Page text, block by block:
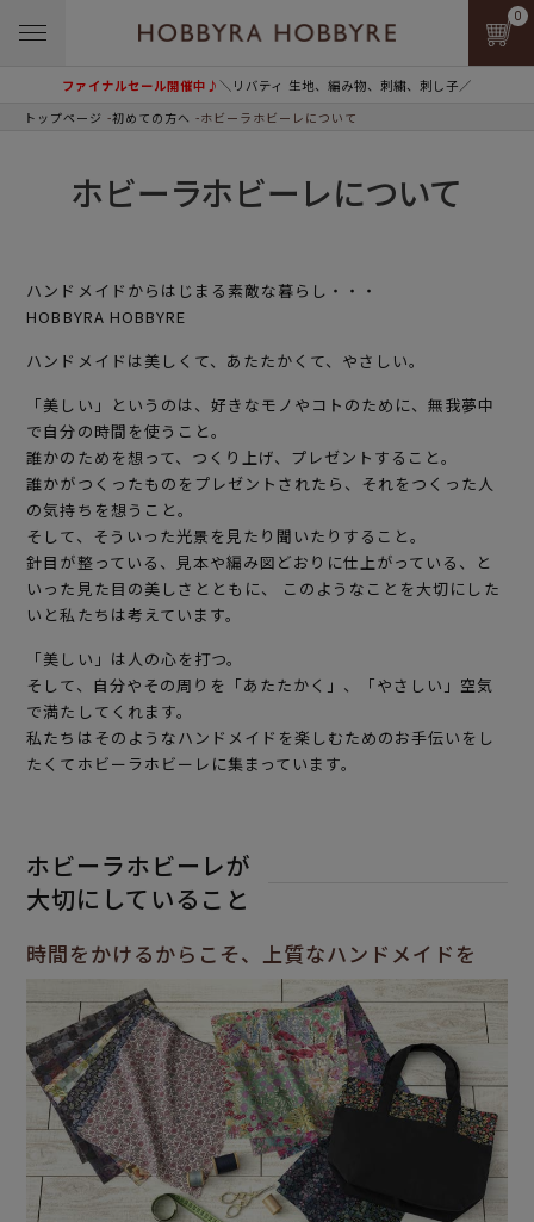
ファイナルセール開催中♪＼リバティ 生地、編み物、刺繍、刺し子／
0
トップページ 初めての方へ ホビーラホビーレについて
ホビーラホビーレについて
ハンドメイドからはじまる素敵な暮らし・・・
HOBBYRA HOBBYRE
ハンドメイドは美しくて、あたたかくて、やさしい。
「美しい」というのは、好きなモノやコトのために、無我夢中
で自分の時間を使うこと。
誰かのためを想って、つくり上げ、プレゼントすること。
誰かがつくったものをプレゼントされたら、それをつくった人
の気持ちを想うこと。
そして、そういった光景を見たり聞いたりすること。
針目が整っている、見本や編み図どおりに仕上がっている、と
いった見た目の美しさとともに、
このようなことを大切にした
いと私たちは考えています。
「美しい」は人の心を打つ。
そして、自分やその周りを「あたたかく」、「やさしい」空気
で満たしてくれます。
私たちはそのようなハンドメイドを楽しむためのお手伝いをし
たくてホビーラホビーレに集まっています。
ホビーラホビーレが
大切にしていること
時間をかけるからこそ、上質なハンドメイドを